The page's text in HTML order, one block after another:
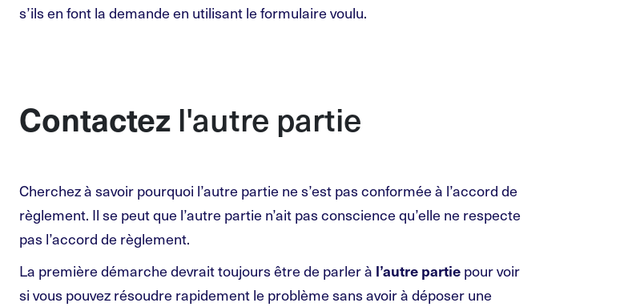
s’ils en font la demande en utilisant le formulaire voulu.
Contactez l'autre partie
Cherchez à savoir pourquoi l’autre partie ne s’est pas conformée à l’accord de
règlement. Il se peut que l’autre partie n’ait pas conscience qu’elle ne respecte
pas l’accord de règlement.
La première démarche devrait toujours être de parler à l’autre partie pour voir
si vous pouvez résoudre rapidement le problème sans avoir à déposer une